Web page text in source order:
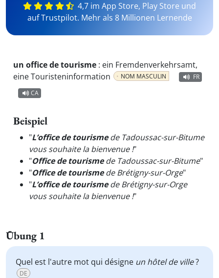
4,7 im App Store, Play Store und
auf Trustpilot. Mehr als 8 Millionen Lernende
un office de tourisme : ein Fremdenverkehrsamt,
eine Touristeninformation
NOM MASCULIN
FR
CA
Beispiel
"L’office de tourismede Tadoussac-sur-Bitume
vous souhaite la bienvenue !"
"Office de tourismede Tadoussac-sur-Bitume"
"Office de tourismede Brétigny-sur-Orge"
"L’office de tourismede Brétigny-sur-Orge
vous souhaite la bienvenue !"
Übung 1
Quel est l'autre mot qui désigne un hôtel de ville?
DE